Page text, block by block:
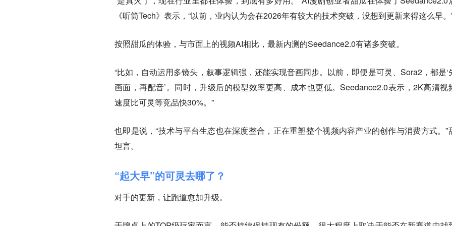
《听筒Tech》表示，“以前，业内认为会在2026年有较大的技术突破，没想到更新来得这么早。
按照甜瓜的体验，与市面上的视频AI相比，最新内测的Seedance2.0有诸多突破。
“比如，自动运用多镜头，叙事逻辑强，还能实现音画同步。以前，即便是可灵、Sora2，都是‘
画面，再配音’。同时，升级后的模型效率更高、成本也更低。Seedance2.0表示，2K高清视
速度比可灵等竞品快30%。”
也即是说，“技术与平台生态也在深度整合，正在重塑整个视频内容产业的创作与消费方式。”
坦言。
“起大早”的可灵去哪了？
对手的更新，让跑道愈加升级。